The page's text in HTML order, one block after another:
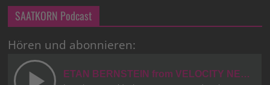
SAATKORN Podcast
Hören und abonnieren: